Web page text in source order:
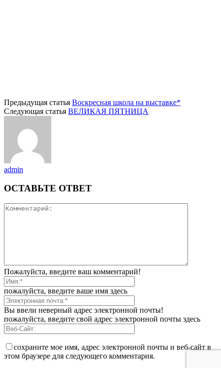
Предыдущая статья Воскресная школа на выставке*
Следующая статья ВЕЛИКАЯ ПЯТНИЦА
admin
ОСТАВЬТЕ ОТВЕТ
Пожалуйста, введите ваш комментарий!
пожалуйста, введите ваше имя здесь
Вы ввели неверный адрес электронной почты!
пожалуйста, введите свой адрес электронной почты здесь
сохраните мое имя, адрес электронной почты и веб-сайт в
этом браузере для следующего комментария.